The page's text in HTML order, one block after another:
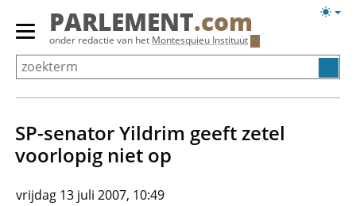
Overslaan
Primair
menu
tonen/verbergen
PARLEMENT.com
onder redactie van het Montesquieu Instituut
SP-senator Yildrim geeft zetel
voorlopig niet op
vrijdag 13 juli 2007, 10:49